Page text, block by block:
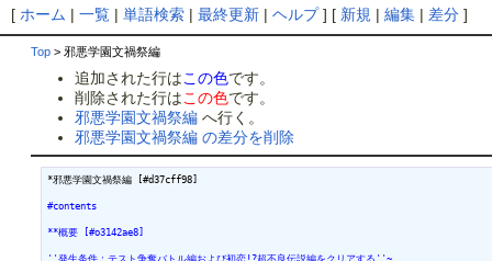
[ ホーム | 一覧| 単語検索| 最終更新| ヘルプ] [ 新規 | 編集| 差分]
Top > 邪悪学園文禍祭編
追加された行はこの色です。
削除された行はこの色です。
邪悪学園文禍祭編 へ行く。
邪悪学園文禍祭編 の差分を削除
*邪悪学園文禍祭編 [#d37cff98]
#contents
**概要 [#o3142ae8]
''発生条件：テスト争奪バトル編および初恋!?超不良伝説編をクリアする''~